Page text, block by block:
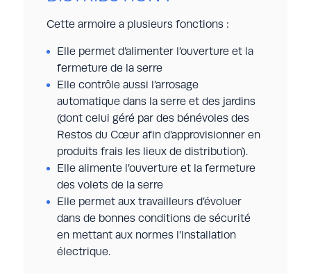
Cette armoire a plusieurs fonctions :
Elle permet d’alimenter l’ouverture et la
fermeture de la serre
Elle contrôle aussi l’arrosage
automatique dans la serre et des jardins
(dont celui géré par des bénévoles des
Restos du Cœur afin d’approvisionner en
produits frais les lieux de distribution).
Elle alimente l’ouverture et la fermeture
des volets de la serre
Elle permet aux travailleurs d’évoluer
dans de bonnes conditions de sécurité
en mettant aux normes l’installation
électrique.